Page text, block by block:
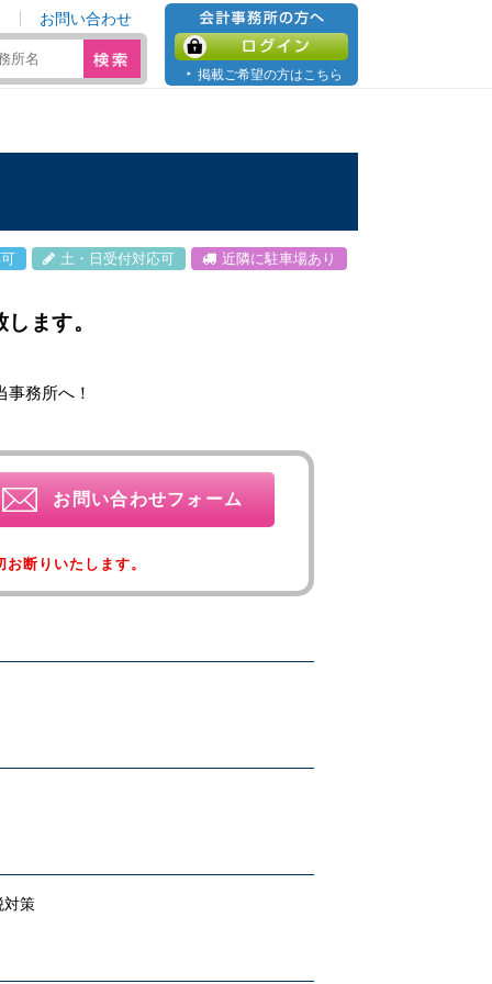
お問い合わせ
会計事務所の方へ
ログイン
掲載ご希望の方はこちら
土・日受付対応可 近隣に駐車場あり
ます。
務所へ！
お問い合わせフォーム
断りいたします。
対策